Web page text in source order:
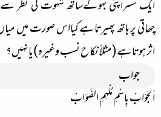
ایک سسراپنی بہوکےساتھ شہوت کی نظر
چھاتی پر ہاتھ پھیرتاہے کیااس صورت میں
اثر ہوتاہے(مثلاًنکاح نسب وغیرہ)یانہیں؟
جواب
اَلجَوَابْ بِاسْمِ مُلْہِمِ الصَّوَابْ